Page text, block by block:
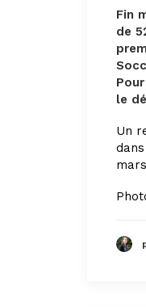
Fin
de
le
Un
dans